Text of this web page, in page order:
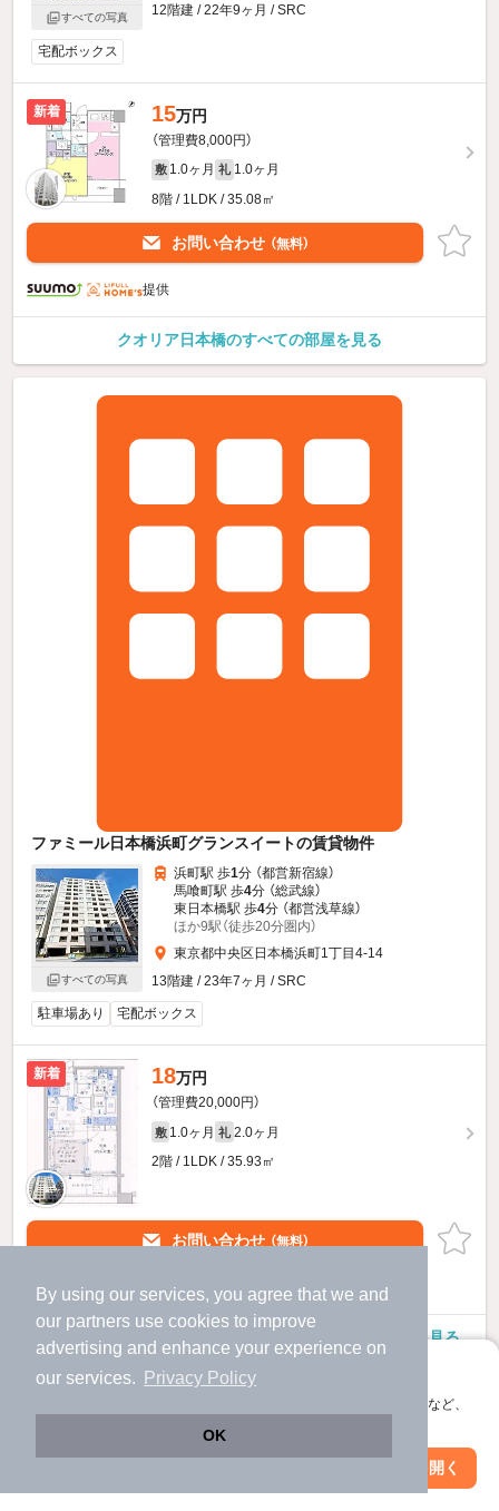
By using our services, you agree that we and
our partners use cookies to improve
advertising and enhance your experience on
our services.
Privacy Policy
OK
アプリに切り替えて、サクサクお部屋探し
会員登録なしですぐ使える。マップ検索やお気に入り保存など、
アプリを開く
すべての写真
12階建 / 22年9ヶ月 / SRC
宅配ボックス
新着 15万円
（管理費8,000円）
敷 1.0ヶ月 礼 1.0ヶ月
8階 / 1LDK / 35.08㎡
お問い合わせ （無料）
提供
クオリア日本橋のすべての部屋を見る
ファミール日本橋浜町グランスイートの賃貸物件
すべての写真
浜町駅 歩1分 （都営新宿線）
馬喰町駅 歩4分 （総武線）
東日本橋駅 歩4分 （都営浅草線）
ほか9駅（徒歩20分圏内）
東京都中央区日本橋浜町1丁目4-14
13階建 / 23年7ヶ月 / SRC
駐車場あり 宅配ボックス
新着 18万円
（管理費20,000円）
敷 1.0ヶ月 礼 2.0ヶ月
2階 / 1LDK / 35.93㎡
お問い合わせ （無料）
ファミール日本橋浜町グランスイートのすべての部屋を見る
絞り込み条件を変更